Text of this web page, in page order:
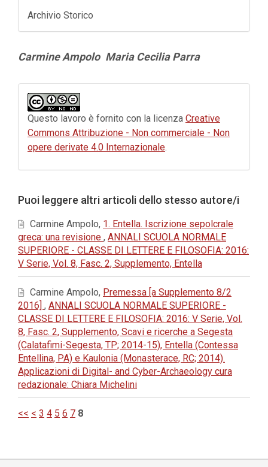
Archivio Storico
Contenuto
principale
dell'articolo
Carmine Ampolo Maria Cecilia Parra
Dettagli
dell'articolo
Questo lavoro è fornito con la licenza Creative
Commons Attribuzione - Non commerciale - Non
opere derivate 4.0 Internazionale.
Puoi leggere altri articoli dello stesso autore/i
Carmine Ampolo, 1. Entella. Iscrizione sepolcrale
greca: una revisione , ANNALI SCUOLA NORMALE
SUPERIORE - CLASSE DI LETTERE E FILOSOFIA: 2016:
V Serie, Vol. 8, Fasc. 2, Supplemento, Entella
Carmine Ampolo, Premessa [a Supplemento 8/2
2016] , ANNALI SCUOLA NORMALE SUPERIORE -
CLASSE DI LETTERE E FILOSOFIA: 2016: V Serie, Vol.
8, Fasc. 2, Supplemento, Scavi e ricerche a Segesta
(Calatafimi-Segesta, TP; 2014-15), Entella (Contessa
Entellina, PA) e Kaulonia (Monasterace, RC; 2014).
Applicazioni di Digital- and Cyber-Archaeology cura
redazionale: Chiara Michelini
<< < 3 4 5 6 7 8